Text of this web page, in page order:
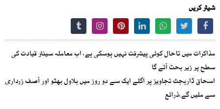
شیئر کریں
مذاکرات میں تاحال کوئی پیشرفت نہیں ہوسکی ہے، اب معاملہ سینئر قیادت کی
سطح پر زیر بحث آئے گا
اسحاق ڈاربجٹ تجاویز پر اگلے ایک سے دو روز میں بلاول بھٹو اور آصف زرداری
سے ملیں گے،ذرائع